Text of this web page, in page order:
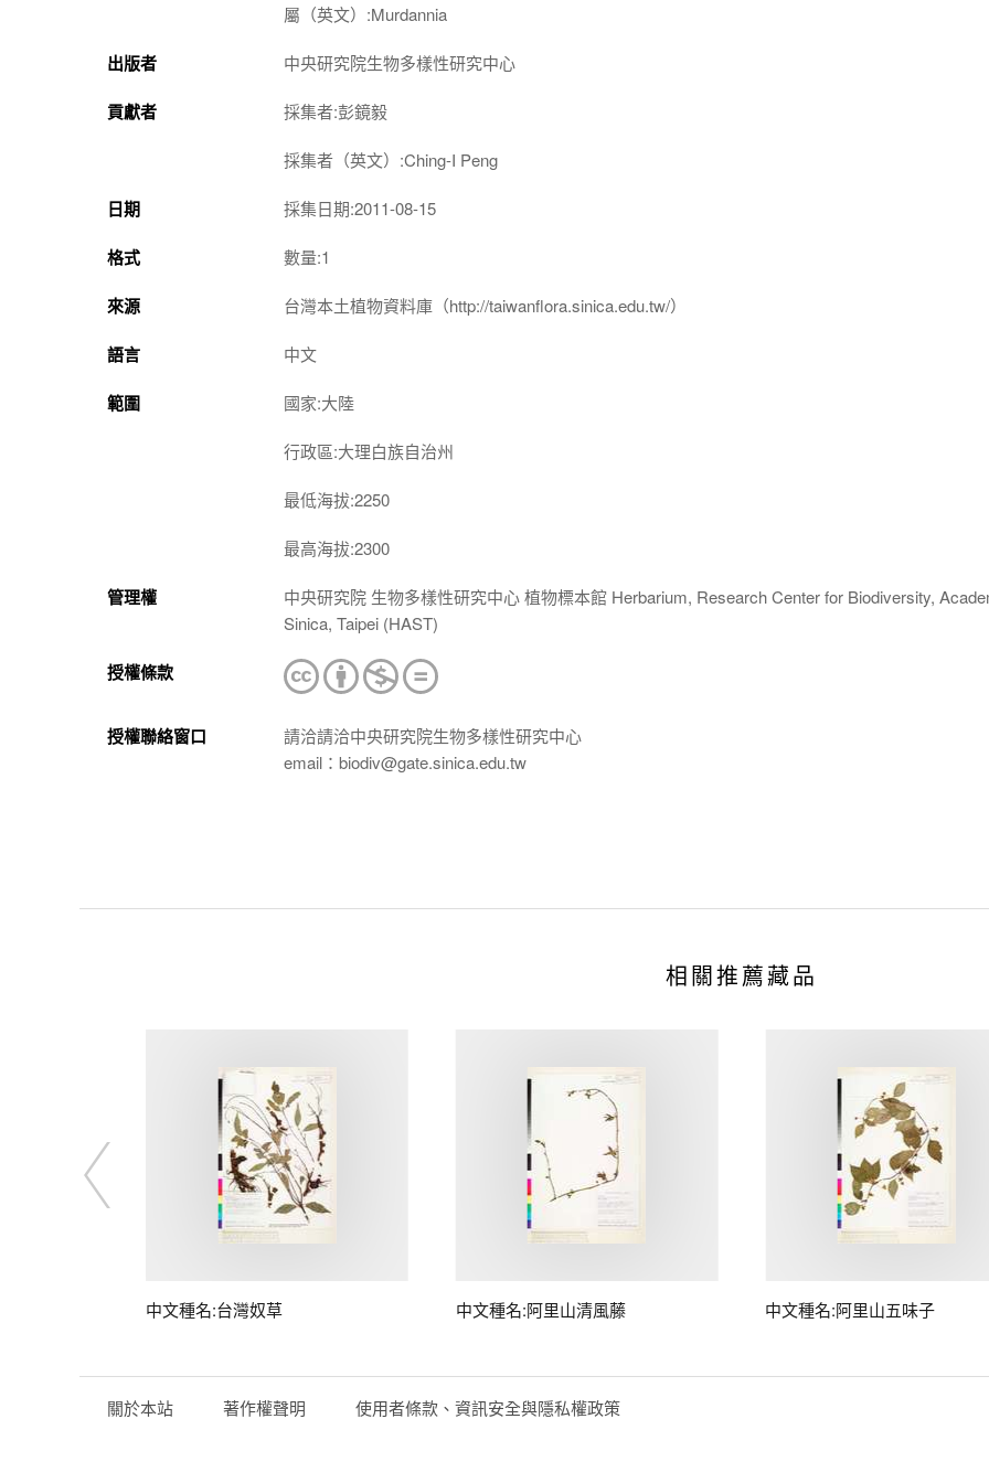
屬（英文）:Murdannia
出版者 中央研究院生物多樣性研究中心
貢獻者 採集者:彭鏡毅
採集者（英文）:Ching-I Peng
日期 採集日期:2011-08-15
格式 數量:1
來源 台灣本土植物資料庫（http://taiwanflora.sinica.edu.tw/）
語言 中文
範圍 國家:大陸
行政區:大理白族自治州
最低海拔:2250
最高海拔:2300
管理權
中央研究院 生物多樣性研究中心 植物標本館 Herbarium, Research Center for Biodiversity,
Sinica, Taipei (HAST)
授權條款
授權聯絡窗口
請洽請洽中央研究院生物多樣性研究中心
email：biodiv@gate.sinica.edu.tw
相關推薦藏品
中文種名:台灣奴草 中文種名:阿里山清風藤 中文種名:阿里山五味子
關於本站 著作權聲明 使用者條款、資訊安全與隱私權政策